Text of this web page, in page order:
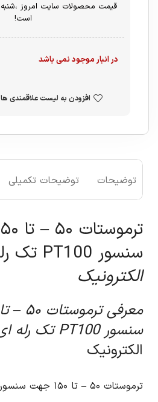
است!
در انبار موجود نمی باشد
افزودن به لیست علاقمندی ها
توضیحات توضیحات تکمیلی
سنسور PT100 تک رله ای ۹۶
الکترونیک
سنسور PT100 تک رله ای ۹۶
الکترونیک